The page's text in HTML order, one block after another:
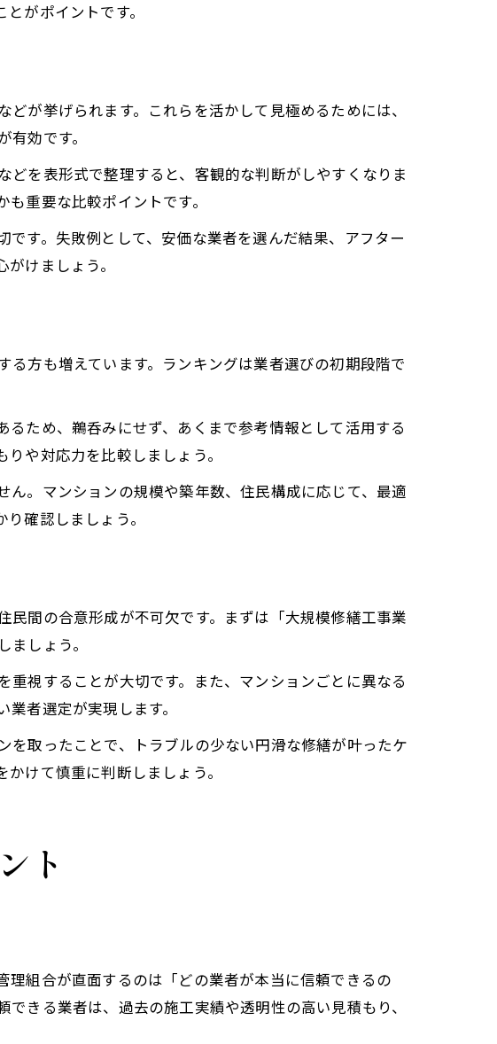
選定術
識
策
クリスト
ス
衛策
がポイントです。
が挙げられます。これらを活かして見極めるためには、
効です。
を表形式で整理すると、客観的な判断がしやすくなりま
重要な比較ポイントです。
す。失敗例として、安価な業者を選んだ結果、アフター
けましょう。
方も増えています。ランキングは業者選びの初期段階で
ため、鵜呑みにせず、あくまで参考情報として活用する
や対応力を比較しましょう。
。マンションの規模や築年数、住民構成に応じて、最適
確認しましょう。
間の合意形成が不可欠です。まずは「大規模修繕工事業
しょう。
視することが大切です。また、マンションごとに異なる
者選定が実現します。
取ったことで、トラブルの少ない円滑な修繕が叶ったケ
けて慎重に判断しましょう。
ト
組合が直面するのは「どの業者が本当に信頼できるの
きる業者は、過去の施工実績や透明性の高い見積もり、